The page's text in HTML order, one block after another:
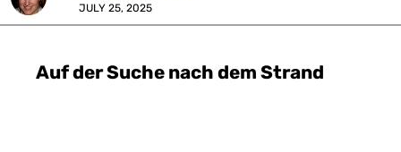
JULY 25, 2025
Auf der Suche nach dem Strand